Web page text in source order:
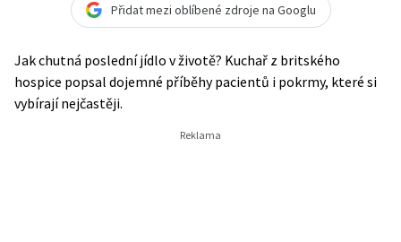
Přidat mezi oblíbené zdroje na Googlu
Jak chutná poslední jídlo v životě? Kuchař z britského
hospice popsal dojemné příběhy pacientů i pokrmy, které si
vybírají nejčastěji.